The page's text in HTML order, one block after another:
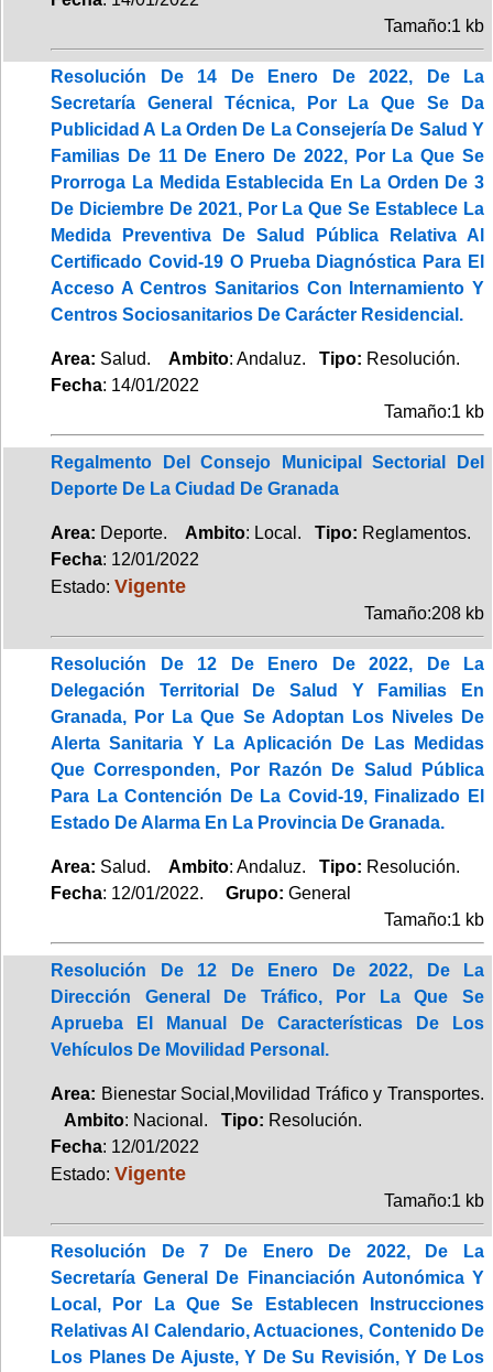
Tamaño:1 kb
Resolución De 14 De Enero De 2022, De La
Secretaría General Técnica, Por La Que Se Da
Publicidad A La Orden De La Consejería De Salud Y
Familias De 11 De Enero De 2022, Por La Que Se
Prorroga La Medida Establecida En La Orden De 3
De Diciembre De 2021, Por La Que Se Establece La
Medida Preventiva De Salud Pública Relativa Al
Certificado Covid-19 O Prueba Diagnóstica Para El
Acceso A Centros Sanitarios Con Internamiento Y
Centros Sociosanitarios De Carácter Residencial.
Area: Salud. Ambito: Andaluz. Tipo: Resolución.
Fecha: 14/01/2022
Tamaño:1 kb
Regalmento Del Consejo Municipal Sectorial Del
Deporte De La Ciudad De Granada
Area: Deporte. Ambito: Local. Tipo: Reglamentos.
Fecha: 12/01/2022
Estado: Vigente
Tamaño:208 kb
Resolución De 12 De Enero De 2022, De La
Delegación Territorial De Salud Y Familias En
Granada, Por La Que Se Adoptan Los Niveles De
Alerta Sanitaria Y La Aplicación De Las Medidas
Que Corresponden, Por Razón De Salud Pública
Para La Contención De La Covid-19, Finalizado El
Estado De Alarma En La Provincia De Granada.
Area: Salud. Ambito: Andaluz. Tipo: Resolución.
Fecha: 12/01/2022. Grupo: General
Tamaño:1 kb
Resolución De 12 De Enero De 2022, De La
Dirección General De Tráfico, Por La Que Se
Aprueba El Manual De Características De Los
Vehículos De Movilidad Personal.
Area: Bienestar Social,Movilidad Tráfico y Transportes.
Ambito: Nacional. Tipo: Resolución.
Fecha: 12/01/2022
Estado: Vigente
Tamaño:1 kb
Resolución De 7 De Enero De 2022, De La
Secretaría General De Financiación Autonómica Y
Local, Por La Que Se Establecen Instrucciones
Relativas Al Calendario, Actuaciones, Contenido De
Los Planes De Ajuste, Y De Su Revisión, Y De Los